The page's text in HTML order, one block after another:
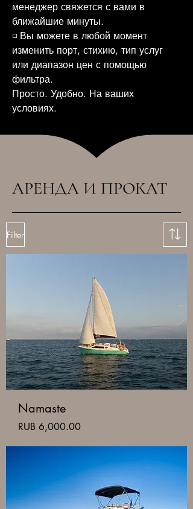
менеджер свяжется с вами в
ближайшие минуты.
◽ Вы можете в любой момент
изменить порт, стихию, тип услуг
или диапазон цен с помощью
фильтра.
Просто. Удобно. На ваших
условиях.
АРЕНДА И ПРОКАТ
Filter
Namaste
Price
RUB 6,000.00